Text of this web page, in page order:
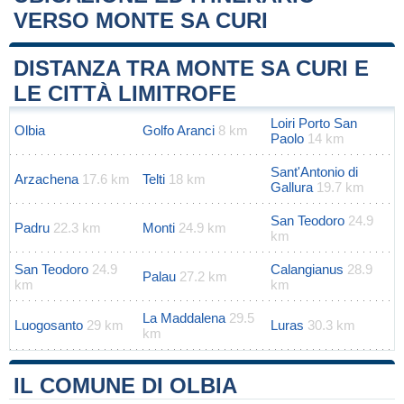
VERSO MONTE SA CURI
+
−
Leaflet|Map data ©OpenStreetMap
DISTANZA TRA MONTE SA CURI E
LE CITTÀ LIMITROFE
Olbia Golfo Aranci 8 km
Loiri Porto San
Paolo 14 km
Arzachena 17.6 km Telti 18 km
Sant'Antonio di
Gallura 19.7 km
Padru 22.3 km Monti 24.9 km San Teodoro 24.9
km
San Teodoro 24.9
km
Palau 27.2 km Calangianus 28.9
km
Luogosanto 29 km La Maddalena 29.5
km
Luras 30.3 km
IL COMUNE DI OLBIA